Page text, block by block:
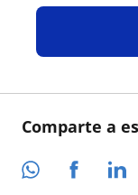
Comparte a